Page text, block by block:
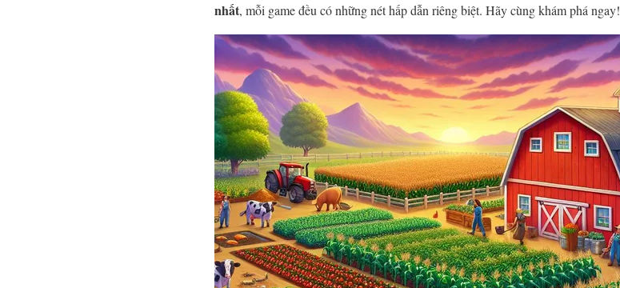
nhất, mỗi game đều có những nét hấp dẫn riêng biệt. Hãy cùng khám phá ngay!